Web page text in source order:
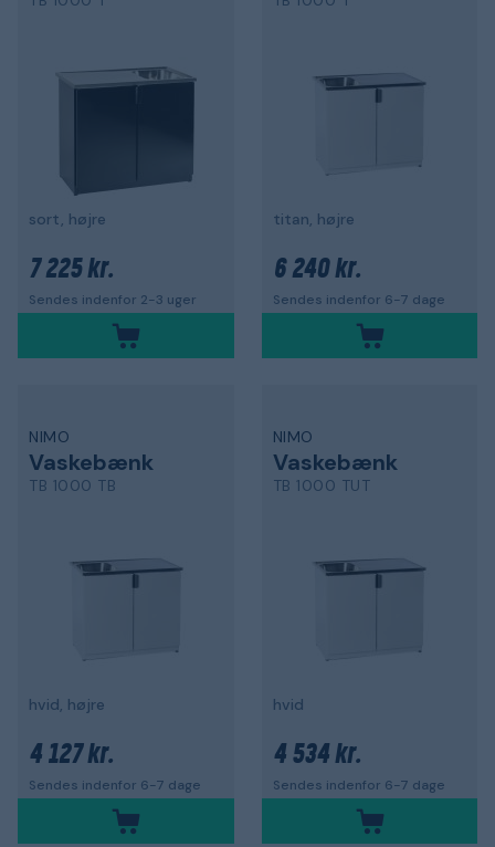
sort, højre
7 225 kr.
Sendes indenfor 2-3 uger
titan, højre
6 240 kr.
Sendes indenfor 6-7 dage
NIMO
Vaskebænk
TB 1000 TB
hvid, højre
4 127 kr.
Sendes indenfor 6-7 dage
NIMO
Vaskebænk
TB 1000 TUT
hvid
4 534 kr.
Sendes indenfor 6-7 dage